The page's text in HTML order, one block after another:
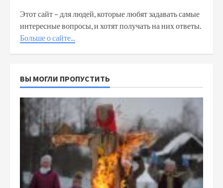
Этот сайт – для людей, которые любят задавать самые
интересные вопросы, и хотят получать на них ответы.
Больше о сайте...
ВЫ МОГЛИ ПРОПУСТИТЬ